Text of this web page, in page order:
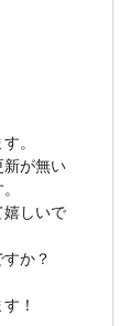
。
が無い
しいで
か？
！